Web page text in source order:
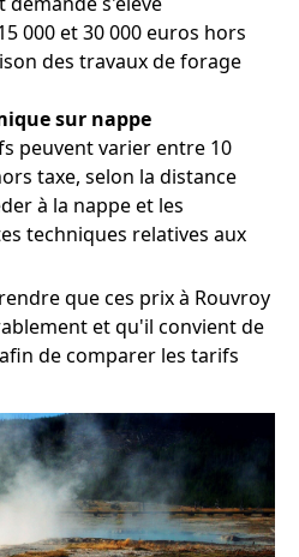
000 et 30 000 euros hors
des travaux de forage
sur nappe
peuvent varier entre 10
taxe, selon la distance
à la nappe et les
techniques relatives aux
que ces prix à Rouvroy
et qu'il convient de
de comparer les tarifs